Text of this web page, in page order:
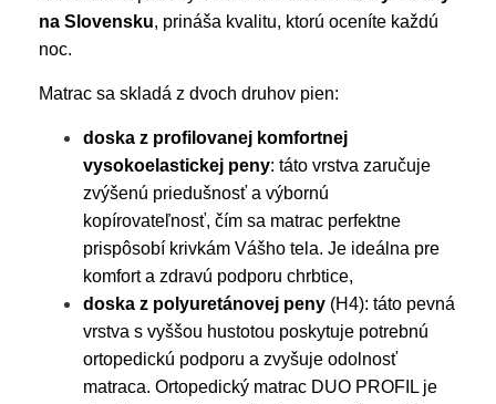
na Slovensku, prináša kvalitu, ktorú oceníte každú
noc.
Matrac sa skladá z dvoch druhov pien:
doska z profilovanej komfortnej
vysokoelastickej peny: táto vrstva zaručuje
zvýšenú priedušnosť a výbornú
kopírovateľnosť, čím sa matrac perfektne
prispôsobí krivkám Vášho tela. Je ideálna pre
komfort a zdravú podporu chrbtice,
doska z polyuretánovej peny (H4): táto pevná
vrstva s vyššou hustotou poskytuje potrebnú
ortopedickú podporu a zvyšuje odolnosť
matraca. Ortopedický matrac DUO PROFIL je